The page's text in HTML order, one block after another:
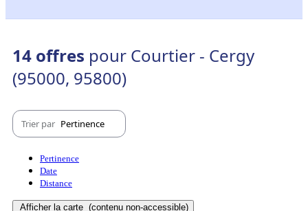
14 offres pour Courtier - Cergy
(95000, 95800)
Trier par Pertinence
Pertinence
Date
Distance
Afficher la carte (contenu non-accessible)